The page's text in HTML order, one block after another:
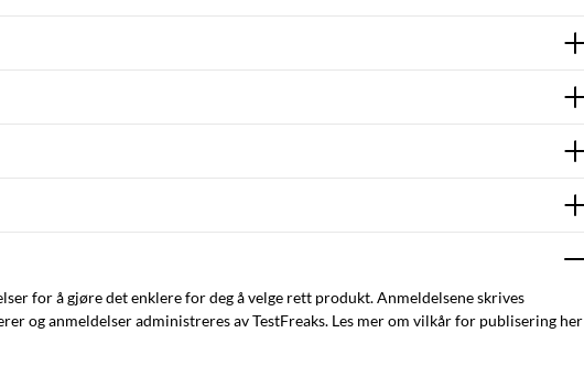
for å gjøre det enklere for deg å velge rett produkt. Anmeldelsene skrives
og anmeldelser administreres av TestFreaks. Les mer om vilkår for publisering her